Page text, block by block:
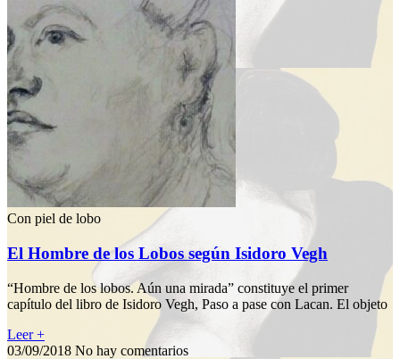
Con piel de lobo
El Hombre de los Lobos según Isidoro Vegh
“Hombre de los lobos. Aún una mirada” constituye el primer
capítulo del libro de Isidoro Vegh, Paso a pase con Lacan. El objeto
Leer +
03/09/2018 No hay comentarios